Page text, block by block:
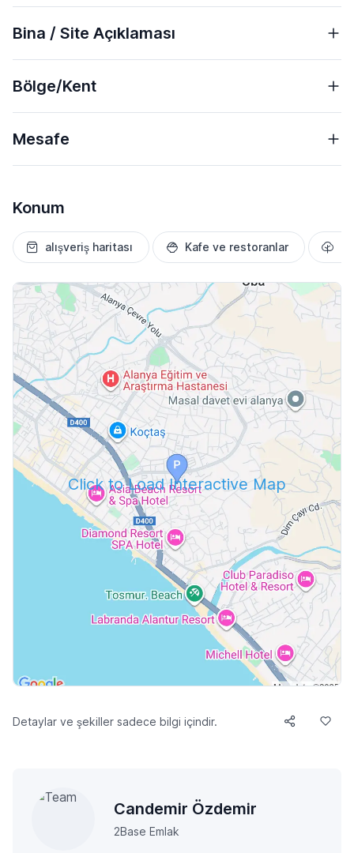
Bina / Site Açıklaması
Bölge/Kent
Mesafe
Konum
alışveriş haritası Kafe ve restoranlar
Click to Load Interactive Map
Detaylar ve şekiller sadece bilgi içindir.
Candemir Özdemir
2Base Emlak